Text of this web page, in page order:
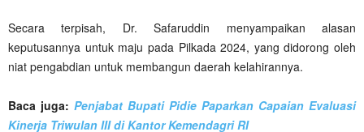
Secara terpisah, Dr. Safaruddin menyampaikan alasan
keputusannya untuk maju pada Pilkada 2024, yang didorong oleh
niat pengabdian untuk membangun daerah kelahirannya.
Baca juga: Penjabat Bupati Pidie Paparkan Capaian Evaluasi
Kinerja Triwulan III di Kantor Kemendagri RI